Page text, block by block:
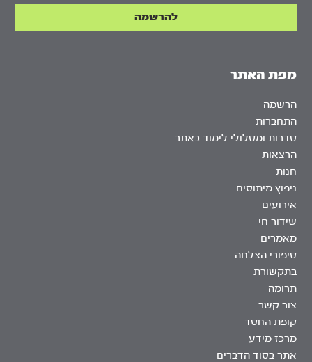
מפת האתר
הרשמה
התחברות
סדרות ומסלולי לימוד באתר
הרצאות
חנות
ניפוץ מיתוסים
אירועים
שידור חי
מאמרים
סיפורי הצלחה
בתקשורת
תרומה
צור קשר
קופת החסד
מרכז מידע
אתר בסוד הדברים